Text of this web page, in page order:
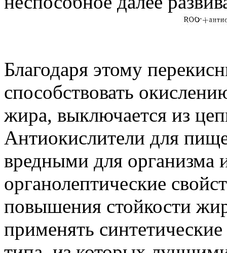
Благодаря этому
способствовать
жира, выключается из
Антиокислители для
вредными для организма
органолептические
повышения стойкости
применять